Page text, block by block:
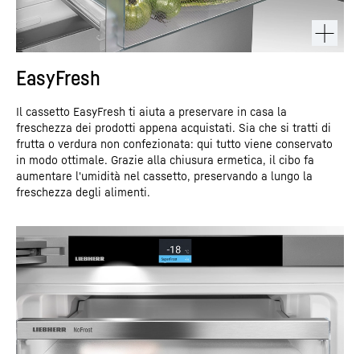
EasyFresh
Il cassetto EasyFresh ti aiuta a preservare in casa la
freschezza dei prodotti appena acquistati. Sia che si tratti di
frutta o verdura non confezionata: qui tutto viene conservato
in modo ottimale. Grazie alla chiusura ermetica, il cibo fa
aumentare l'umidità nel cassetto, preservando a lungo la
freschezza degli alimenti.